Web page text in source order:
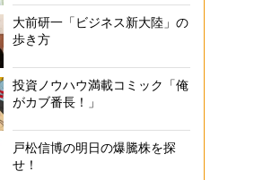
大前研一「ビジネス新大陸」の
歩き方
投資ノウハウ満載コミック「俺
がカブ番長！」
戸松信博の明日の爆騰株を探
せ！